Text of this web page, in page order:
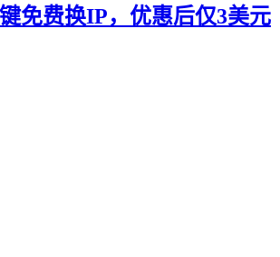
免费换IP，优惠后仅3美元